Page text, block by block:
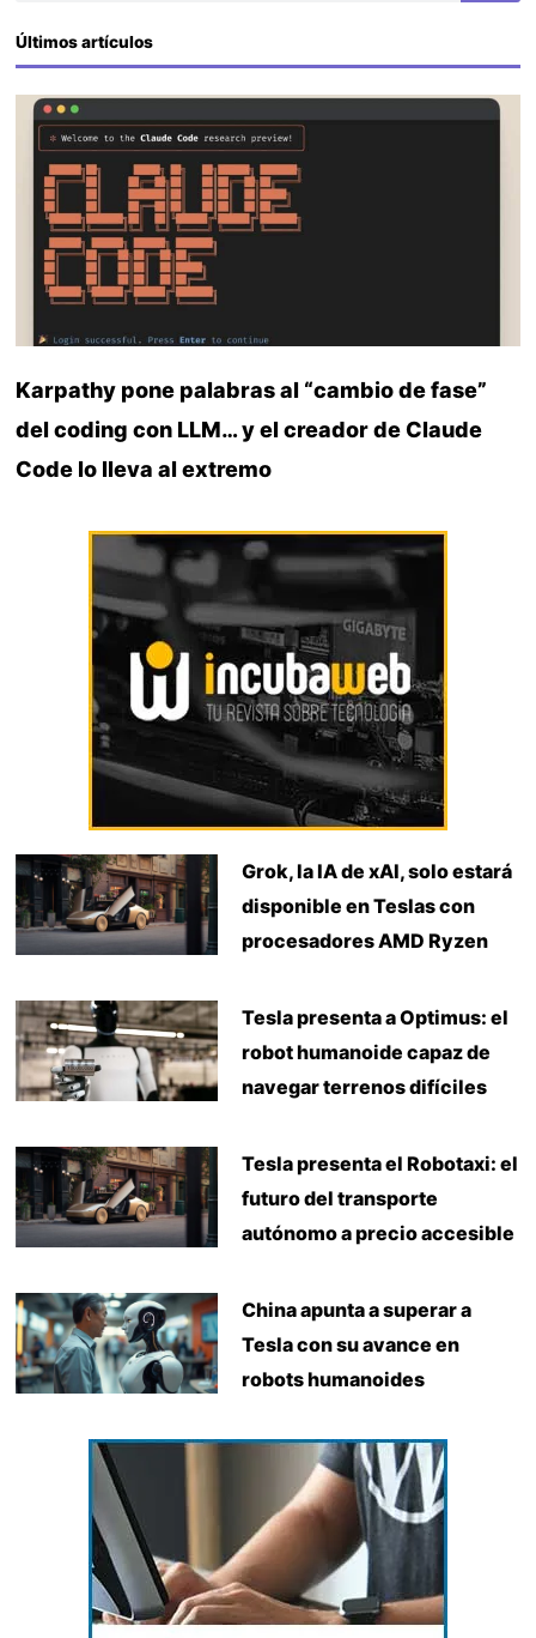
Últimos artículos
Karpathy pone palabras al “cambio de fase”
del coding con LLM… y el creador de Claude
Code lo lleva al extremo
Grok, la IA de xAI, solo estará
disponible en Teslas con
procesadores AMD Ryzen
Tesla presenta a Optimus: el
robot humanoide capaz de
navegar terrenos difíciles
Tesla presenta el Robotaxi: el
futuro del transporte
autónomo a precio accesible
China apunta a superar a
Tesla con su avance en
robots humanoides